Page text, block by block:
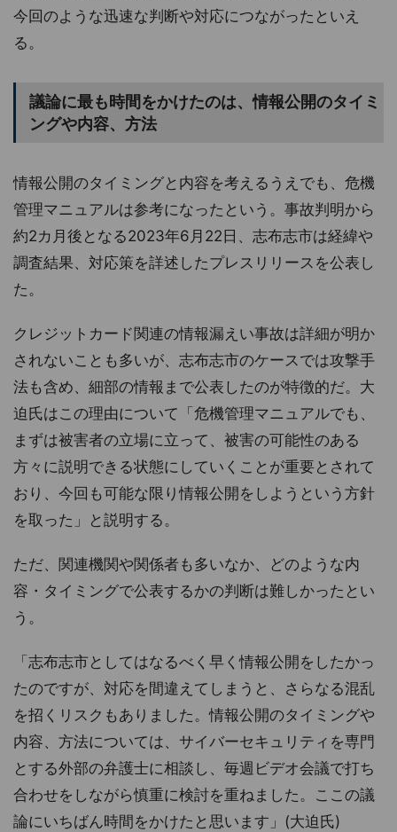
今回のような迅速な判断や対応につながったといえ
る。
議論に最も時間をかけたのは、情報公開のタイミ
ングや内容、方法
情報公開のタイミングと内容を考えるうえでも、危機
管理マニュアルは参考になったという。事故判明から
約2カ月後となる2023年6月22日、志布志市は経緯や
調査結果、対応策を詳述したプレスリリースを公表し
た。
クレジットカード関連の情報漏えい事故は詳細が明か
されないことも多いが、志布志市のケースでは攻撃手
法も含め、細部の情報まで公表したのが特徴的だ。大
迫氏はこの理由について「危機管理マニュアルでも、
まずは被害者の立場に立って、被害の可能性のある
方々に説明できる状態にしていくことが重要とされて
おり、今回も可能な限り情報公開をしようという方針
を取った」と説明する。
ただ、関連機関や関係者も多いなか、どのような内
容・タイミングで公表するかの判断は難しかったとい
う。
「志布志市としてはなるべく早く情報公開をしたかっ
たのですが、対応を間違えてしまうと、さらなる混乱
を招くリスクもありました。情報公開のタイミングや
内容、方法については、サイバーセキュリティを専門
とする外部の弁護士に相談し、毎週ビデオ会議で打ち
合わせをしながら慎重に検討を重ねました。ここの議
論にいちばん時間をかけたと思います」(大迫氏)